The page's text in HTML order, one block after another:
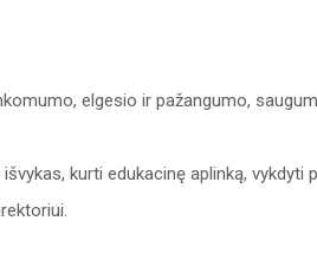
elgesio ir pažangumo,
kurti edukacinę aplinką,